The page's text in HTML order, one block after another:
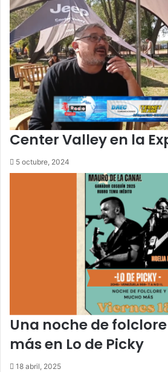
Center Valley en la
5 octubre, 2024
Una noche de
más en Lo de Picky
18 abril, 2025